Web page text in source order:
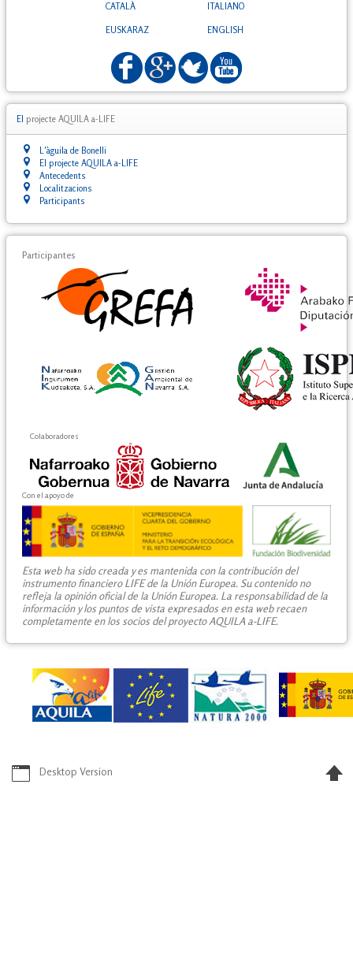
CATALÀ
EUSKARAZ
ITALIANO
ENGLISH
El projecte AQUILA a-LIFE
L'àguila de Bonelli
El projecte AQUILA a-LIFE
Antecedents
Localitzacions
Participants
Participantes
Colaboradores
Con el apoyo de
Esta web ha sido creada y es mantenida con la contribución del
instrumento financiero LIFE de la Unión Europea. Su contenido no
refleja la opinión oficial de la Unión Europea. La responsabilidad de la
información y los puntos de vista expresados en esta web recaen
completamente en los socios del proyecto AQUILA a-LIFE.
Desktop Version